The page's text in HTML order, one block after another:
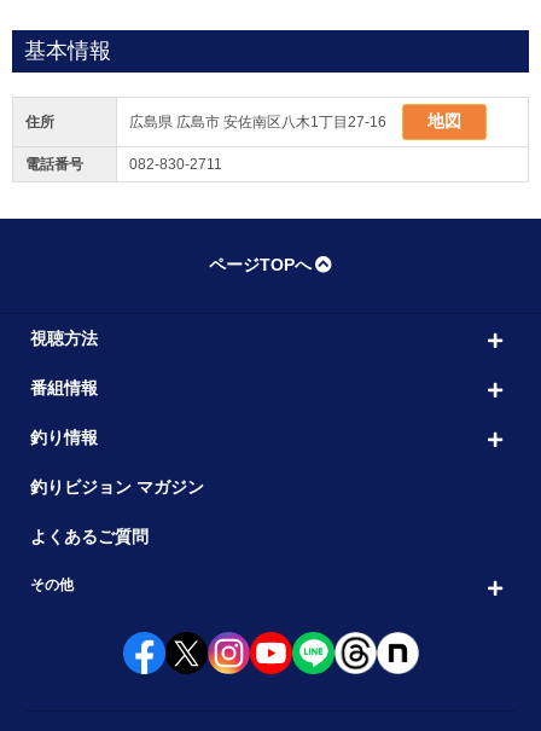
基本情報
住所 広島県 広島市 安佐南区八木1丁目27-16 地図
電話番号 082-830-2711
ページTOPへ
視聴方法
番組情報
釣り情報
釣りビジョン マガジン
よくあるご質問
その他